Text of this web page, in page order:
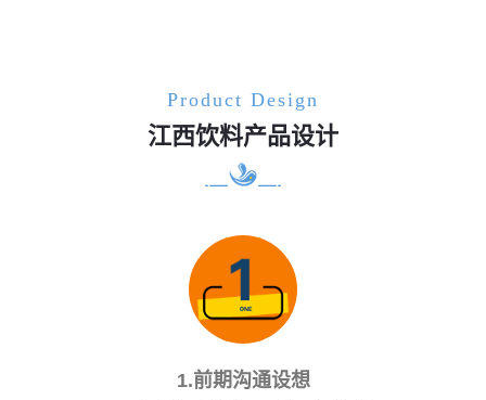
Product Design
江西饮料产品设计
1.前期沟通设想